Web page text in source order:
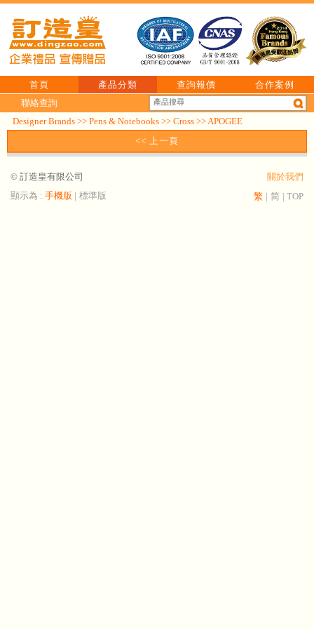
首頁 產品分類 查詢報價
合作案例
聯絡查詢
Designer Brands >> Pens & Notebooks >> Cross >> APOGEE
<< 上一頁
關於我們
© 訂造皇有限公司
顯示為 : 手機版 | 標準版 繁 | 简 | TOP